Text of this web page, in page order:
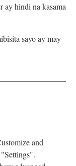
ay hindi na kasama
sayo ay may
and